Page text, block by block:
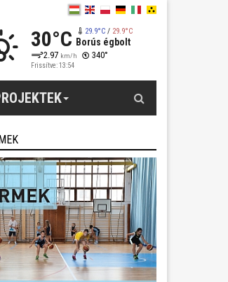
30°C 29.9°C/ 29.9°C
Borús égbolt
2.97 km/h 340°
Frissítve: 13:54